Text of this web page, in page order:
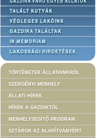
TÖRTÉNETEK ÁLLATAINKRÓL
SZERGÉNYI MENHELY
ÁLLATI HÍREK
HÍREK A GAZDIKTÓL
MENHELYSEGÍTŐ PROGRAM
SZTÁROK AZ ALAPÍTVÁNYÉRT